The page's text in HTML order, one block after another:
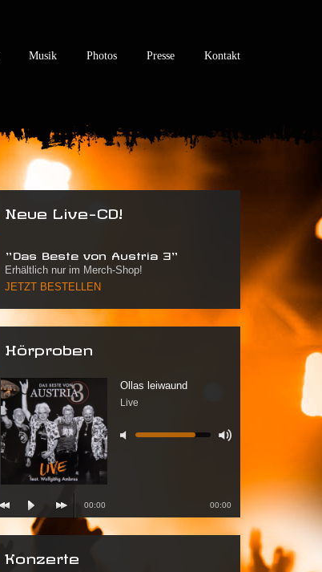
Musik Photos Presse Kontakt
Neue Live-CD!
"Das Beste von Austria 3"
Erhältlich nur im Merch-Shop!
JETZT BESTELLEN
Hörproben
Ollas leiwaund
Live
00:00 00:00
Konzerte